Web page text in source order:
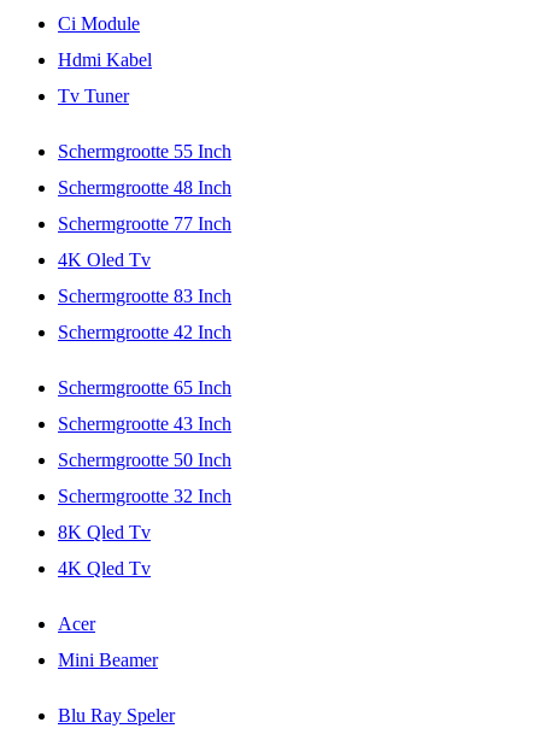
Ci Module
Hdmi Kabel
Tv Tuner
Schermgrootte 55 Inch
Schermgrootte 48 Inch
Schermgrootte 77 Inch
4K Oled Tv
Schermgrootte 83 Inch
Schermgrootte 42 Inch
Schermgrootte 65 Inch
Schermgrootte 43 Inch
Schermgrootte 50 Inch
Schermgrootte 32 Inch
8K Qled Tv
4K Qled Tv
Acer
Mini Beamer
Blu Ray Speler